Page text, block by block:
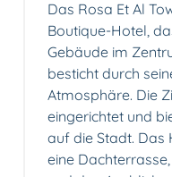
Das Rosa Et Al
Boutique-Hotel,
Gebäude im
besticht durch
Atmosphäre. Die
eingerichtet und
auf die Stadt. Das
eine